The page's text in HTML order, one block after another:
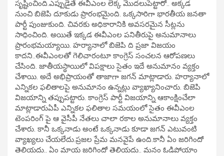
సృష్టించింది.ఎప్పుడైతే ఈవీఎంల లెక్క మొదలుపెట్టారో.. అక్కడ
నుంచి బిజెపి దూకుడు ప్రారంభమైంది. ఒక్కసారిగా భారతీయ జనతా
పార్టీ పుంజుకుంది. చివరకు అధికారానికి అవసరమైన సీట్లను
సాధించింది. అయితే ఇక్కడ ఈవీఎంల పనితీరుపై అనుమానాలు
ప్రారంభమయ్యాయి. హర్యానాలో బిజెపి ది ప్రజా విజయం
కాదని..ఈవీఎంలతో గెలిచారంటూ కాంగ్రెస్ సంచలన ఆరోపణలు
చేసింది. జాతీయస్థాయిలో విపక్షాలు సైతం ఇదే అనుమానం వ్యక్తం
చేశాయి. అదే అభిప్రాయంతో తాజాగా జగన్ మాట్లాడారు. హర్యానాలో
ఎన్నికల ఫలితాలపై అనుమానం ఉన్నట్లు వ్యాఖ్యానించారు. బిజెపి
విజయాన్ని తప్పుపట్టారు. కాంగ్రెస్ పార్టీ విజయాన్ని ఆకాంక్షించేలా
మాట్లాడారుఏపీ ఎన్నికల ఫలితాల సమయంలో సైతం ఈవీఎంల
టెంపరింగ్ పై ఆ వైసీపీ నేతలు చాలా రకాల అనుమానాలు వ్యక్తం
చేశారు. కానీ ఒక్కనాడు అంటే ఒక్కనాడు కూడా జగన్ ఎటువంటి
వ్యాఖ్యలు చేయలేదు.ప్రజల ప్రేమ మనవైపే ఉంది.కానీ ఏం జరిగిందో
తెలియదు.. ఏం మాయ జరిగిందో తెలియదు.. మనం ఓడిపోయాం